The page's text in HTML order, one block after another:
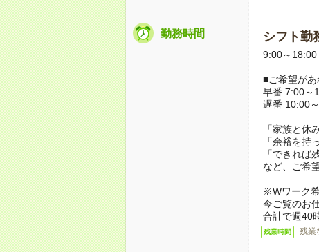
勤務時間 シフト勤
9:00～18:00
■ご希望があ
早番 7:00～
遅番 10:00
「家族と休
「余裕を持
「できれば
など、ご希
※Wワーク
今ご覧のお
合計で週40
残業時間 残業